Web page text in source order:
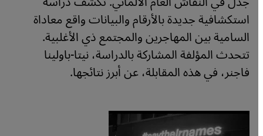
استكشافية جديدة بالأرقام والبيانات واقع معاداة
السامية بين المهاجرين والمجتمع ذي الأغلبية.
تتحدث المؤلفة المشاركة بالدراسة، نيتا-باولينا
فاجنر، في هذه المقابلة، عن أبرز نتائجها.